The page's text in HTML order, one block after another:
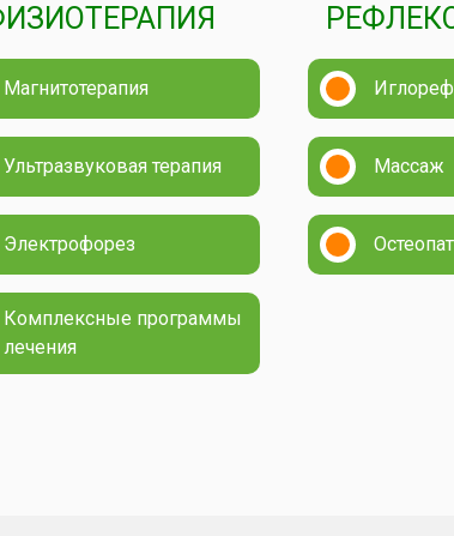
Магнитотерапия
Ультразвуковая терапия
Электрофорез
Комплексные программы
лечения
Массаж